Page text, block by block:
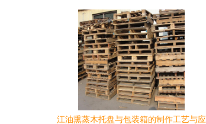
江油熏蒸木托盘与包装箱的制作工艺与应